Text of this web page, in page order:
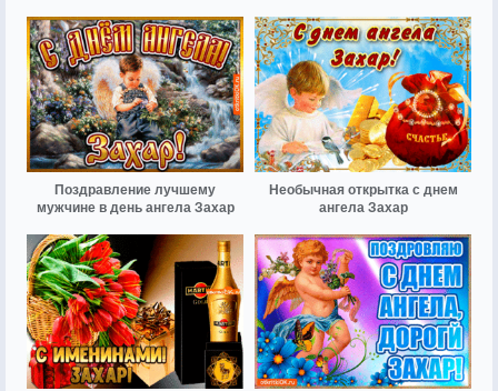
Поздравление лучшему
мужчине в день ангела Захар
Необычная открытка с днем
ангела Захар